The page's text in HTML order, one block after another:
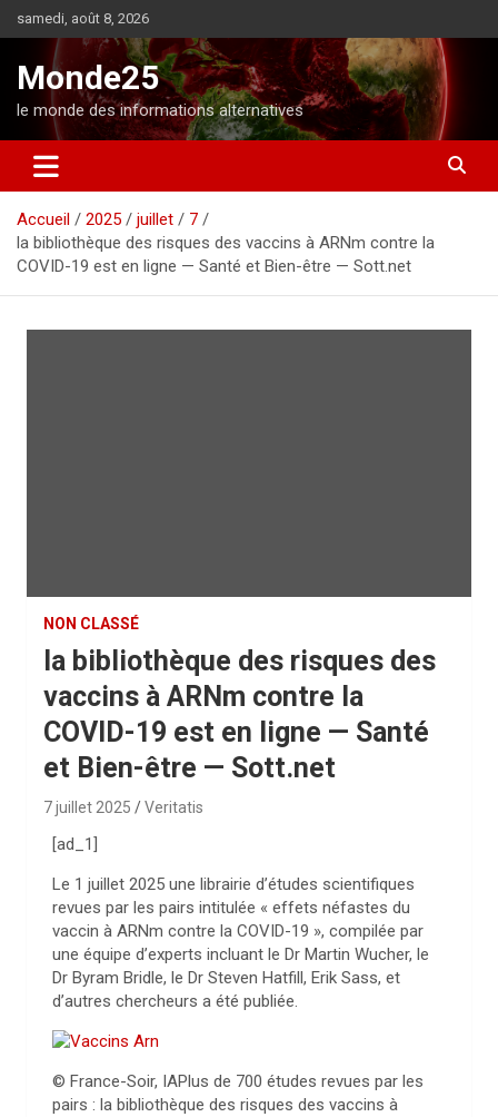
l
o
n
samedi, août 8, 2026
Monde25
le monde des informations alternatives
Accueil 2025 juillet
7
la bibliothèque des risques des vaccins à ARNm contre la
COVID-19 est en ligne — Santé et Bien-être — Sott.net
NON CLASSÉ
la bibliothèque des risques des
vaccins à ARNm contre la
COVID-19 est en ligne — Santé
et Bien-être — Sott.net
7 juillet 2025 Veritatis
[ad_1]
Le 1 juillet 2025 une librairie d’études scientifiques
revues par les pairs intitulée « effets néfastes du
vaccin à ARNm contre la COVID-19 », compilée par
une équipe d’experts incluant le Dr Martin Wucher, le
Dr Byram Bridle, le Dr Steven Hatfill, Erik Sass, et
d’autres chercheurs a été publiée.
© France-Soir, IAPlus de 700 études revues par les
pairs : la bibliothèque des risques des vaccins à